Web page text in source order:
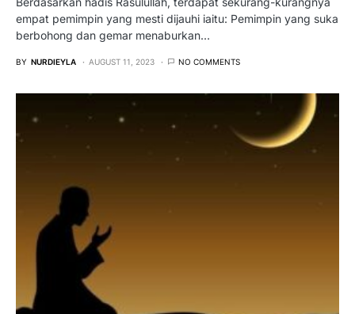
empat pemimpin yang mesti dijauhi iaitu: Pemimpin yang suka
berbohong dan gemar menaburkan…
BY NURDIEYLA AUGUST 11, 2023 NO COMMENTS